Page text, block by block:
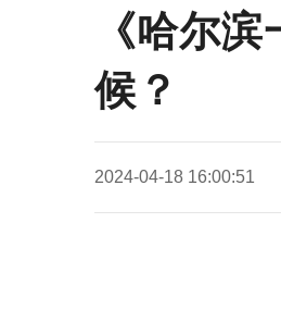
《哈尔
候？
2024-04-18 16:00:51